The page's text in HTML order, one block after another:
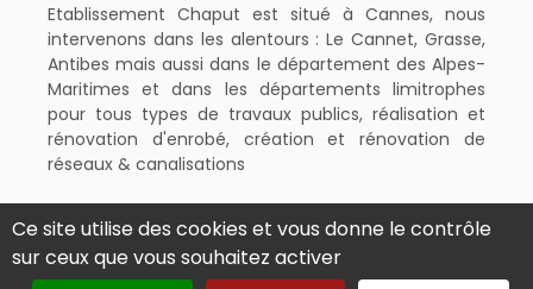
Etablissement Chaput est situé à Cannes, nous
intervenons dans les alentours : Le Cannet, Grasse,
Antibes mais aussi dans le département des Alpes-
Maritimes et dans les départements limitrophes
pour tous types de travaux publics, réalisation et
rénovation d'enrobé, création et rénovation de
réseaux & canalisations
Ce site utilise des cookies et vous donne le contrôle
sur ceux que vous souhaitez activer